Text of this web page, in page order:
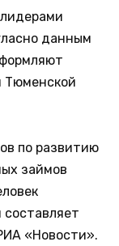
данным
по развитию
займов
составляет
«Новости».